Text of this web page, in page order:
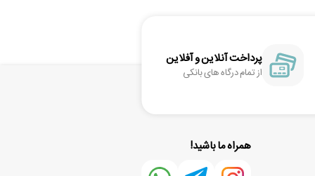
پرداخت آنلاین و آفلاین
از تمام درگاه های بانکی
همراه ما باشید!